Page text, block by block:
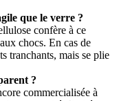
que le verre ?
confère à ce
chocs. En cas de
tranchants, mais se plie
?
commercialisée à